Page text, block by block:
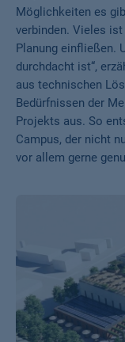
Möglichkeiten es
verbinden. Vieles
Planung einfließen.
durchdacht ist“,
aus technischen
Bedürfnissen der
Projekts aus. So
Campus, der nicht
vor allem gerne